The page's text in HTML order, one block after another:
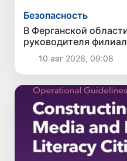
Безопасность
В Ферганской
руководителя
государственных
уголовное дело
10 авг 2026, 09:08